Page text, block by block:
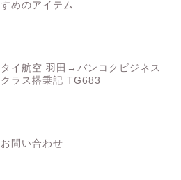
すめのアイテム
タイ航空 羽田→バンコクビジネス
クラス搭乗記 TG683
お問い合わせ